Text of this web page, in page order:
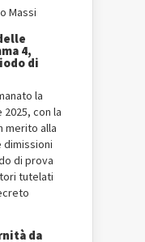
Massi
4,
di
la
con la
merito alla
dimissioni
di prova
tutelati
da